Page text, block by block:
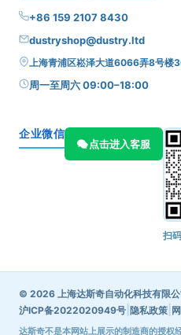
+86 159 2107 8430
dustryshop@dustry.ltd
上海青浦区崧泽大道6066弄8号楼
周一至周六 09:00–18:00
企业微信
点击进入客服
扫
© 2026 上海达斯奇自动化科技有限
沪ICP备2022020949号 隐私政策
达斯奇不是本网站上展示的制造商的授权